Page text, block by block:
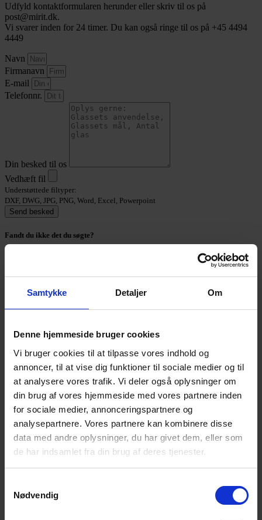
Samtykke Detaljer Om
Denne hjemmeside bruger cookies
Vi bruger cookies til at tilpasse vores indhold og
annoncer, til at vise dig funktioner til sociale medier og til
at analysere vores trafik. Vi deler også oplysninger om
din brug af vores hjemmeside med vores partnere inden
for sociale medier, annonceringspartnere og
analysepartnere. Vores partnere kan kombinere disse
data med andre oplysninger, du har givet dem, eller som
de har indsamlet fra din brug af deres tjenester.
Nødvendig
Udfyld kontaktformularen herunder eller skriv til os på
post@mirit.dk.
Vi svarer inden for 24 timer. Du kan også ringe til os på +45 4494
4449
Navn
Firmanavn
E-mail
Telefonnr.
Din besked til os
Vedhæft fil
Understøttede filtyper:
DXF, DWG, JPG, PNG, Word, Excel, Powerpoint
Send besked
Fandt du ikke det du søgte?
Vi sidder klar til at hjælpe dig
Salgsansvarlig
Kontaktoplysninger